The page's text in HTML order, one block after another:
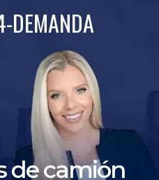
DEMANDA
de camión